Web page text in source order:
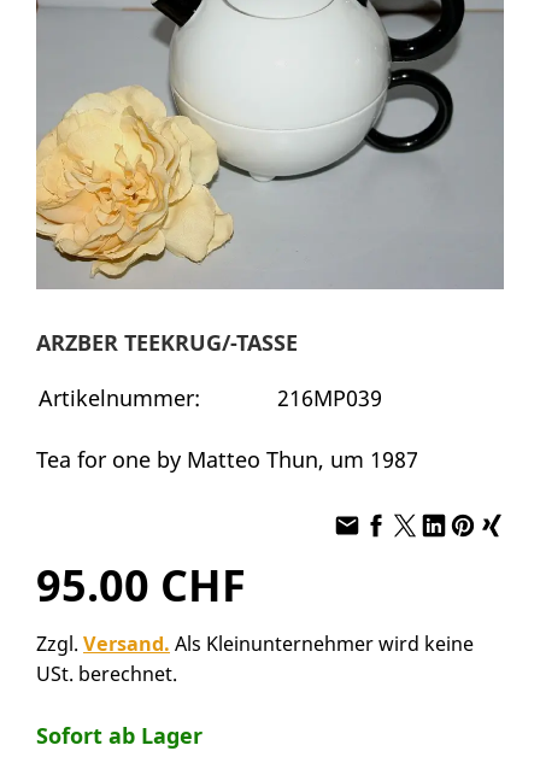
ARZBER TEEKRUG/-TASSE
Artikelnummer:
216MP039
Tea for one by Matteo Thun, um 1987
95.00 CHF
Zzgl. Versand. Als Kleinunternehmer wird keine
USt. berechnet.
Sofort ab Lager